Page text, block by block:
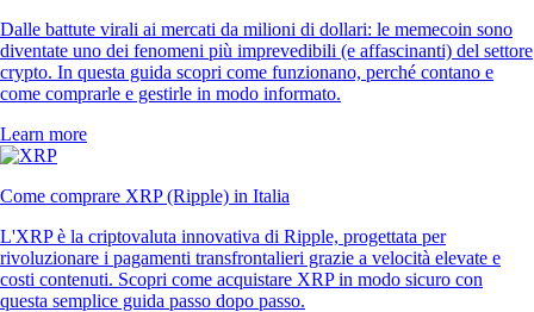
Dalle battute virali ai mercati da milioni di dollari: le memecoin sono
diventate uno dei fenomeni più imprevedibili (e affascinanti) del settore
crypto. In questa guida scopri come funzionano, perché contano e
come comprarle e gestirle in modo informato.
Learn more
Come comprare XRP (Ripple) in Italia
L'XRP è la criptovaluta innovativa di Ripple, progettata per
rivoluzionare i pagamenti transfrontalieri grazie a velocità elevate e
costi contenuti. Scopri come acquistare XRP in modo sicuro con
questa semplice guida passo dopo passo.